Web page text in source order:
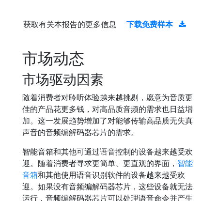
获取有关本报告的更多信息 下载免费样本
市场动态
市场驱动因素
随着消费者对聆听体验越来越挑剔，愿意为音质更
佳的产品花更多钱，对高品质音频的需求也日益增
加。这一发展趋势增加了对能够传输高品质无失真
声音的音频编解码器芯片的需求。
智能音箱和其他可通过语音控制的设备越来越受欢
迎。随着消费者寻求更简单、更直观的界面， 智能
音箱和其他使用语音识别软件的设备越来越受欢
迎。如果没有音频编解码器芯片，这些设备就无法
运行，音频编解码器芯片可以处理语音命令并产生